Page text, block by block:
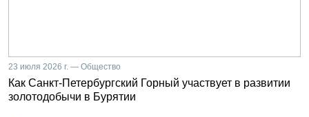
23 июля 2026 г. — Общество
Как Санкт-Петербургский Горный участвует в развитии
золотодобычи в Бурятии